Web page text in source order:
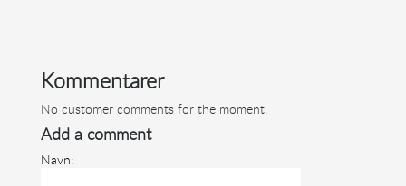
Kommentarer
No customer comments for the moment.
Add a comment
Navn: